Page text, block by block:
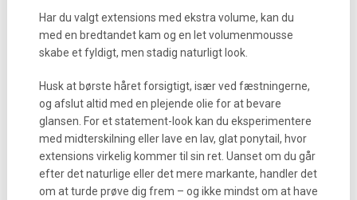
Har du valgt extensions med ekstra volume, kan du
med en bredtandet kam og en let volumenmousse
skabe et fyldigt, men stadig naturligt look.
Husk at børste håret forsigtigt, især ved fæstningerne,
og afslut altid med en plejende olie for at bevare
glansen. For et statement-look kan du eksperimentere
med midterskilning eller lave en lav, glat ponytail, hvor
extensions virkelig kommer til sin ret. Uanset om du går
efter det naturlige eller det mere markante, handler det
om at turde prøve dig frem – og ikke mindst om at have